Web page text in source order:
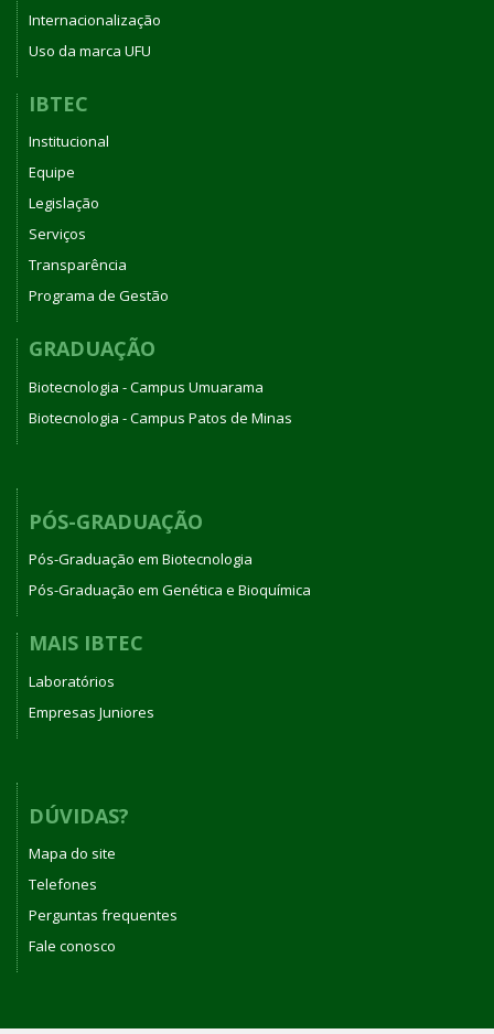
Internacionalização
Uso da marca UFU
IBTEC
Institucional
Equipe
Legislação
Serviços
Transparência
Programa de Gestão
GRADUAÇÃO
Biotecnologia - Campus Umuarama
Biotecnologia - Campus Patos de Minas
PÓS-GRADUAÇÃO
Pós-Graduação em Biotecnologia
Pós-Graduação em Genética e Bioquímica
MAIS IBTEC
Laboratórios
Empresas Juniores
DÚVIDAS?
Mapa do site
Telefones
Perguntas frequentes
Fale conosco